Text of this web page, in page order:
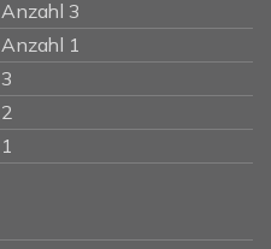
Anzahl 3
Anzahl 1
3
2
1